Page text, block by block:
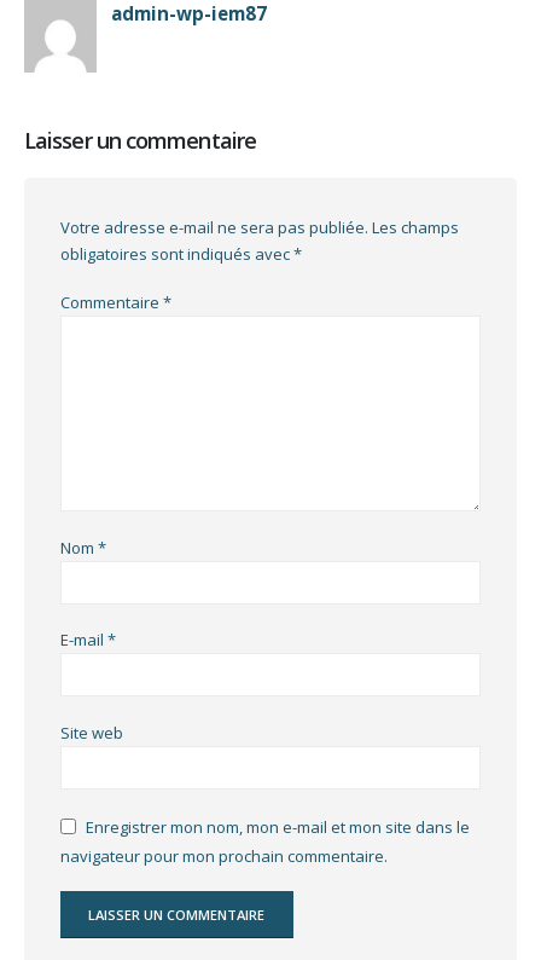
admin-wp-iem87
Laisser un commentaire
Votre adresse e-mail ne sera pas publiée. Les champs
obligatoires sont indiqués avec*
Commentaire *
Nom *
E-mail *
Site web
Enregistrer mon nom, mon e-mail et mon site dans le
navigateur pour mon prochain commentaire.